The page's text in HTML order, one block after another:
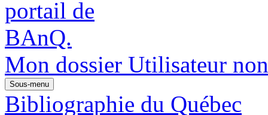
Mon dossier Utilisateur
Sous-menu
Bibliographie du Québec